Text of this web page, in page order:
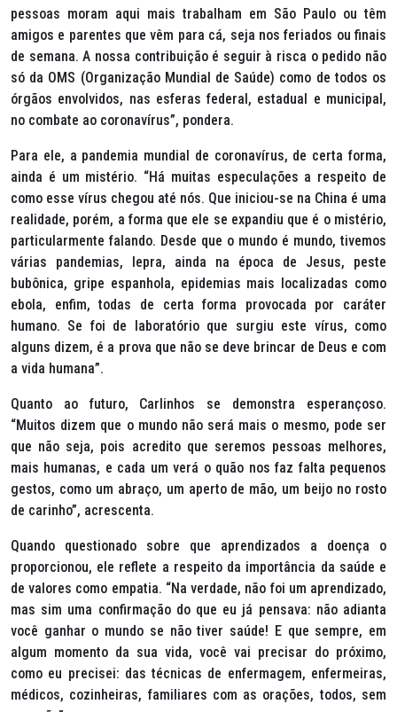
pessoas moram aqui mais trabalham em São Paulo ou têm
amigos e parentes que vêm para cá, seja nos feriados ou finais
de semana. A nossa contribuição é seguir à risca o pedido não
só da OMS (Organização Mundial de Saúde) como de todos os
órgãos envolvidos, nas esferas federal, estadual e municipal,
no combate ao coronavírus”, pondera.
Para ele, a pandemia mundial de coronavírus, de certa forma,
ainda é um mistério. “Há muitas especulações a respeito de
como esse vírus chegou até nós. Que iniciou-se na China é uma
realidade, porém, a forma que ele se expandiu que é o mistério,
particularmente falando. Desde que o mundo é mundo, tivemos
várias pandemias, lepra, ainda na época de Jesus, peste
bubônica, gripe espanhola, epidemias mais localizadas como
ebola, enfim, todas de certa forma provocada por caráter
humano. Se foi de laboratório que surgiu este vírus, como
alguns dizem, é a prova que não se deve brincar de Deus e com
a vida humana”.
Quanto ao futuro, Carlinhos se demonstra esperançoso.
“Muitos dizem que o mundo não será mais o mesmo, pode ser
que não seja, pois acredito que seremos pessoas melhores,
mais humanas, e cada um verá o quão nos faz falta pequenos
gestos, como um abraço, um aperto de mão, um beijo no rosto
de carinho”, acrescenta.
Quando questionado sobre que aprendizados a doença o
proporcionou, ele reflete a respeito da importância da saúde e
de valores como empatia. “Na verdade, não foi um aprendizado,
mas sim uma confirmação do que eu já pensava: não adianta
você ganhar o mundo se não tiver saúde! E que sempre, em
algum momento da sua vida, você vai precisar do próximo,
como eu precisei: das técnicas de enfermagem, enfermeiras,
médicos, cozinheiras, familiares com as orações, todos, sem